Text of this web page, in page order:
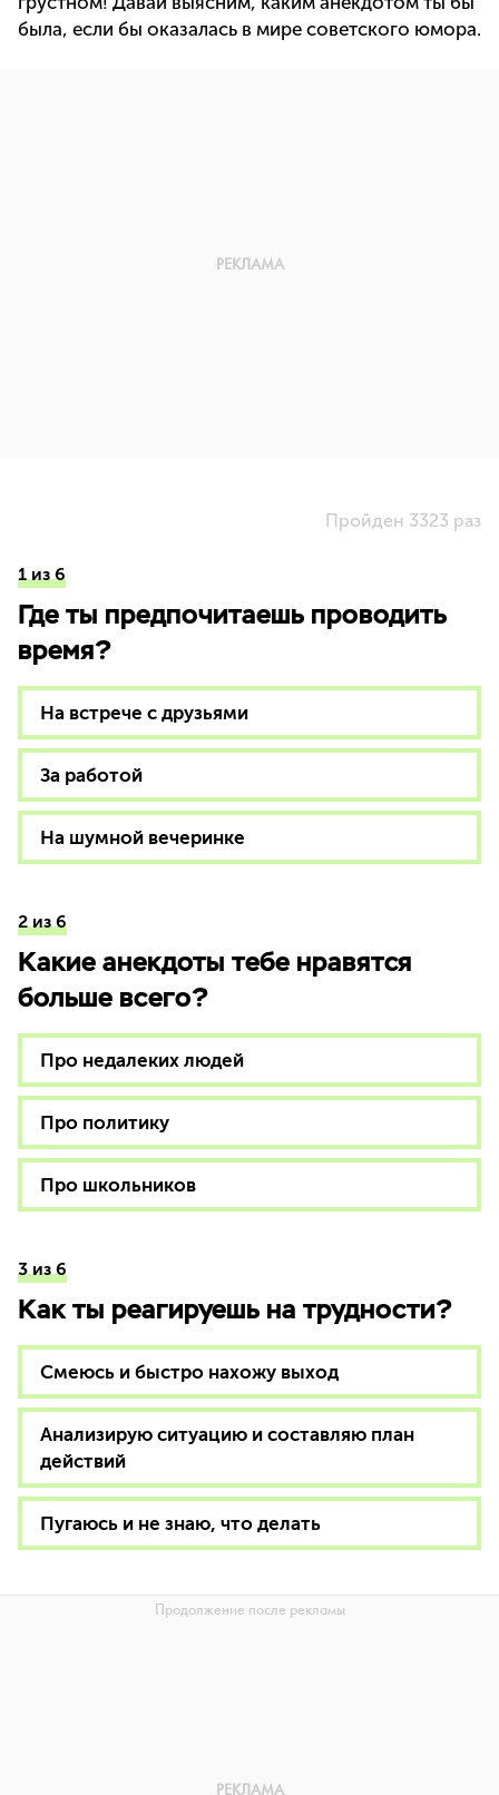
была, если бы оказалась в мире советского юмора.
Пройден 3323 раз
1 из 6
Где ты предпочитаешь проводить
время?
На встрече с друзьями
За работой
На шумной вечеринке
2 из 6
Какие анекдоты тебе нравятся
больше всего?
Про недалеких людей
Про политику
Про школьников
3 из 6
Как ты реагируешь на трудности?
Смеюсь и быстро нахожу выход
Анализирую ситуацию и составляю план
действий
Пугаюсь и не знаю, что делать